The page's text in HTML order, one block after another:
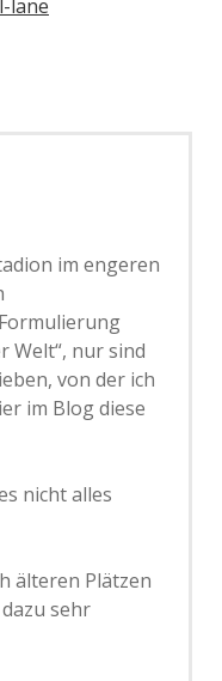
lane
im engeren
Welt“, nur sind
von der ich
im Blog diese
nicht alles
älteren Plätzen
sehr